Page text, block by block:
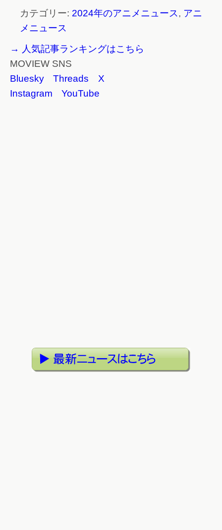
カテゴリー: 2024年のアニメニュース, アニ
メニュース
→ 人気記事ランキングはこちら
MOVIEW SNS
Bluesky
Threads
X
Instagram
YouTube